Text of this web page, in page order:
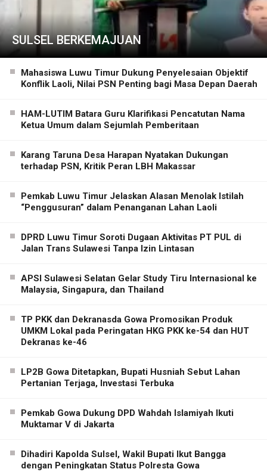
SULSEL BERKEMAJUAN
Mahasiswa Luwu Timur Dukung Penyelesaian Objektif
Konflik Laoli, Nilai PSN Penting bagi Masa Depan Daerah
HAM-LUTIM Batara Guru Klarifikasi Pencatutan Nama
Ketua Umum dalam Sejumlah Pemberitaan
Karang Taruna Desa Harapan Nyatakan Dukungan
terhadap PSN, Kritik Peran LBH Makassar
Pemkab Luwu Timur Jelaskan Alasan Menolak Istilah
“Penggusuran” dalam Penanganan Lahan Laoli
DPRD Luwu Timur Soroti Dugaan Aktivitas PT PUL di
Jalan Trans Sulawesi Tanpa Izin Lintasan
APSI Sulawesi Selatan Gelar Study Tiru Internasional ke
Malaysia, Singapura, dan Thailand
TP PKK dan Dekranasda Gowa Promosikan Produk
UMKM Lokal pada Peringatan HKG PKK ke-54 dan HUT
Dekranas ke-46
LP2B Gowa Ditetapkan, Bupati Husniah Sebut Lahan
Pertanian Terjaga, Investasi Terbuka
Pemkab Gowa Dukung DPD Wahdah Islamiyah Ikuti
Muktamar V di Jakarta
Dihadiri Kapolda Sulsel, Wakil Bupati Ikut Bangga
dengan Peningkatan Status Polresta Gowa